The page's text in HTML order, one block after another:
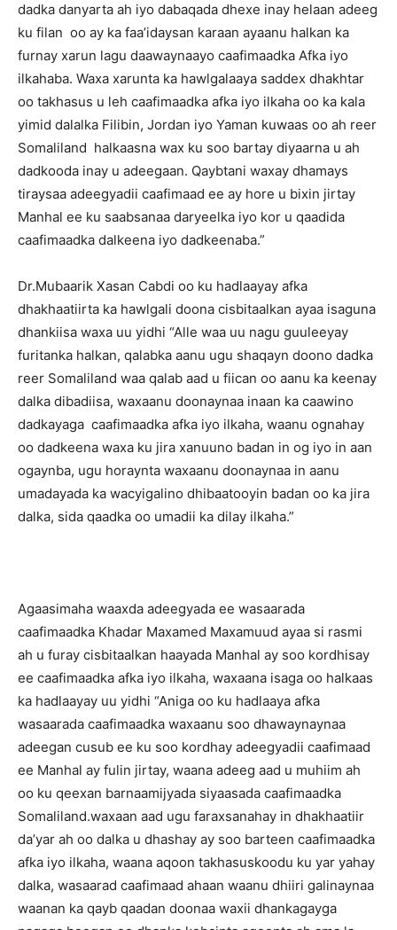
dadka danyarta ah iyo dabaqada dhexe inay helaan adeeg
ku filan oo ay ka faa’idaysan karaan ayaanu halkan ka
furnay xarun lagu daawaynaayo caafimaadka Afka iyo
ilkahaba. Waxa xarunta ka hawlgalaaya saddex dhakhtar
oo takhasus u leh caafimaadka afka iyo ilkaha oo ka kala
yimid dalalka Filibin, Jordan iyo Yaman kuwaas oo ah reer
Somaliland halkaasna wax ku soo bartay diyaarna u ah
dadkooda inay u adeegaan. Qaybtani waxay dhamays
tiraysaa adeegyadii caafimaad ee ay hore u bixin jirtay
Manhal ee ku saabsanaa daryeelka iyo kor u qaadida
caafimaadka dalkeena iyo dadkeenaba.”
Dr.Mubaarik Xasan Cabdi oo ku hadlaayay afka
dhakhaatiirta ka hawlgali doona cisbitaalkan ayaa isaguna
dhankiisa waxa uu yidhi “Alle waa uu nagu guuleeyay
furitanka halkan, qalabka aanu ugu shaqayn doono dadka
reer Somaliland waa qalab aad u fiican oo aanu ka keenay
dalka dibadiisa, waxaanu doonaynaa inaan ka caawino
dadkayaga caafimaadka afka iyo ilkaha, waanu ognahay
oo dadkeena waxa ku jira xanuuno badan in og iyo in aan
ogaynba, ugu horaynta waxaanu doonaynaa in aanu
umadayada ka wacyigalino dhibaatooyin badan oo ka jira
dalka, sida qaadka oo umadii ka dilay ilkaha.”
Agaasimaha waaxda adeegyada ee wasaarada
caafimaadka Khadar Maxamed Maxamuud ayaa si rasmi
ah u furay cisbitaalkan haayada Manhal ay soo kordhisay
ee caafimaadka afka iyo ilkaha, waxaana isaga oo halkaas
ka hadlaayay uu yidhi “Aniga oo ku hadlaaya afka
wasaarada caafimaadka waxaanu soo dhawaynaynaa
adeegan cusub ee ku soo kordhay adeegyadii caafimaad
ee Manhal ay fulin jirtay, waana adeeg aad u muhiim ah
oo ku qeexan barnaamijyada siyaasada caafimaadka
Somaliland.waxaan aad ugu faraxsanahay in dhakhaatiir
da’yar ah oo dalka u dhashay ay soo barteen caafimaadka
afka iyo ilkaha, waana aqoon takhasuskoodu ku yar yahay
dalka, wasaarad caafimaad ahaan waanu dhiiri galinaynaa
waanan ka qayb qaadan doonaa waxii dhankagayga